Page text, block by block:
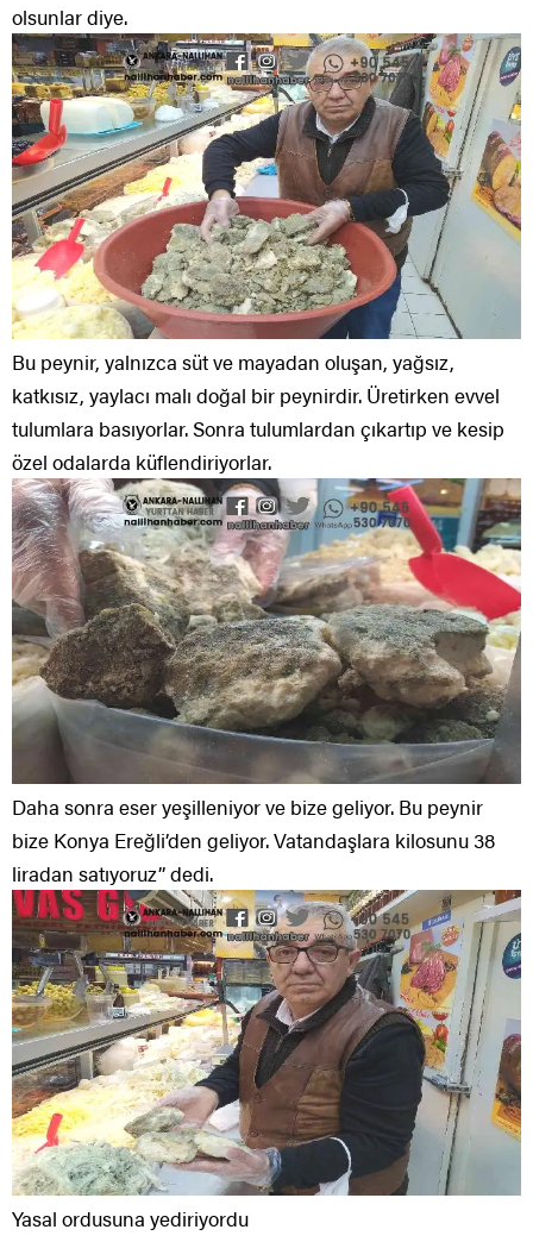
olsunlar diye.
Bu peynir, yalnızca süt ve mayadan oluşan, yağsız,
katkısız, yaylacı malı doğal bir peynirdir. Üretirken evvel
tulumlara basıyorlar. Sonra tulumlardan çıkartıp ve kesip
özel odalarda küflendiriyorlar.
Daha sonra eser yeşilleniyor ve bize geliyor. Bu peynir
bize Konya Ereğli’den geliyor. Vatandaşlara kilosunu 38
liradan satıyoruz’’ dedi.
Yasal ordusuna yediriyordu